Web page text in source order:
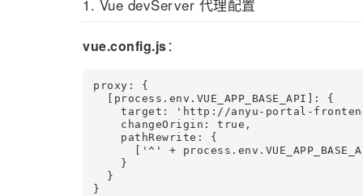
1. Vue devServer 代理配置
vue.config.js：
proxy: {
  [process.env.VUE_APP_BASE_API]: {
target: 'http://anyu-portal-
    changeOrigin: true,
    pathRewrite: {
['^' +
    }
  }
}